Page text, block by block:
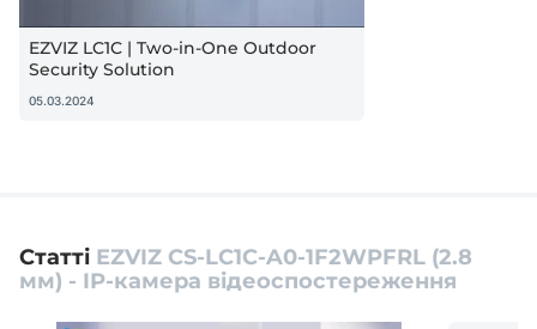
EZVIZ LC1C | Two-in-One Outdoor
Security Solution
05.03.2024
Статті EZVIZ CS-LC1C-A0-1F2WPFRL (2.8
мм) - IP-камера відеоспостереження